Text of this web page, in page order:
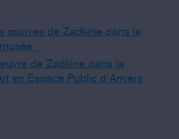
œuvres de Zadkine dans la
de Zadkine dans la
en Espace Public d’Anvers